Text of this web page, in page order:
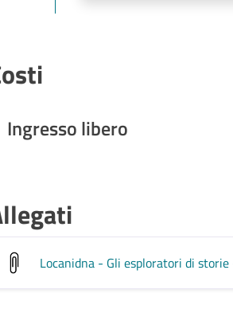
Ingresso libero
Locanidna - Gli esploratori di